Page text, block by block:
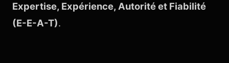
Expertise, Expérience, Autorité et Fiabilité
(E-E-A-T).